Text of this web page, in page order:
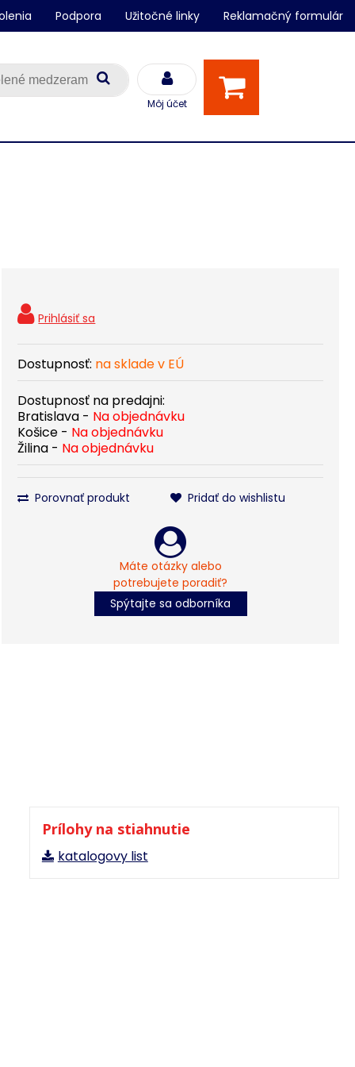
Môj účet
Podpora Užitočné linky Reklamačný formulár
Dostupnosť: na sklade v EÚ
Dostupnosť na predajni:
Bratislava - Na objednávku
Košice - Na objednávku
Žilina - Na objednávku
Porovnať produkt Pridať do wishlistu
Máte otázky alebo
potrebujete poradiť?
Spýtajte sa odborníka
Prílohy na stiahnutie
katalogovy list